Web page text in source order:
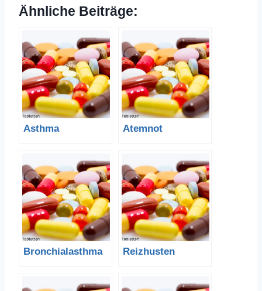
Ähnliche Beiträge:
Asthma Atemnot
Bronchialasthma Reizhusten